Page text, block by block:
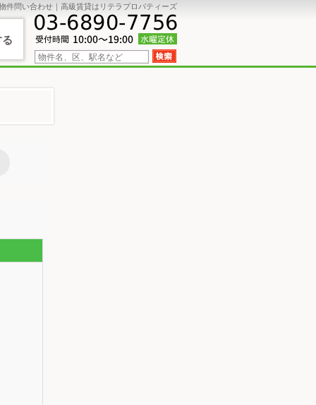
件問い合わせ｜高級賃貸はリテラプロパティーズ